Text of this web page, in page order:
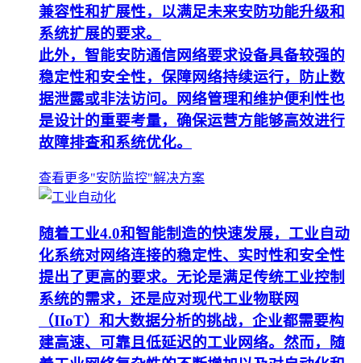
兼容性和扩展性，以满足未来安防功能升级和
系统扩展的要求。
此外，智能安防通信网络要求设备具备较强的
稳定性和安全性，保障网络持续运行，防止数
据泄露或非法访问。网络管理和维护便利性也
是设计的重要考量，确保运营方能够高效进行
故障排查和系统优化。
查看更多"安防监控"解决方案
随着工业4.0和智能制造的快速发展，工业自动
化系统对网络连接的稳定性、实时性和安全性
提出了更高的要求。无论是满足传统工业控制
系统的需求，还是应对现代工业物联网
（IIoT）和大数据分析的挑战，企业都需要构
建高速、可靠且低延迟的工业网络。然而，随